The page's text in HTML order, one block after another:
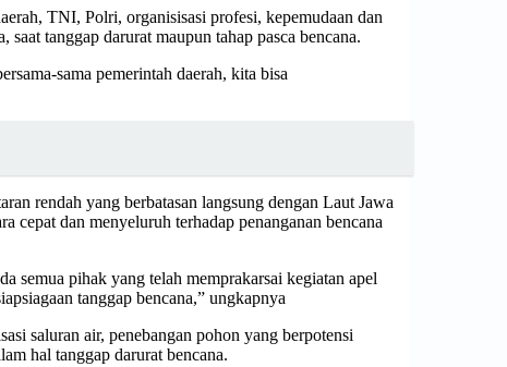
TNI, Polri, organisisasi profesi, kepemudaan dan
tanggap darurat maupun tahap pasca bencana.
sama pemerintah daerah, kita bisa
rendah yang berbatasan langsung dengan Laut Jawa
dan menyeluruh terhadap penanganan bencana
semua pihak yang telah memprakarsai kegiatan apel
tanggap bencana,” ungkapnya
saluran air, penebangan pohon yang berpotensi
hal tanggap darurat bencana.